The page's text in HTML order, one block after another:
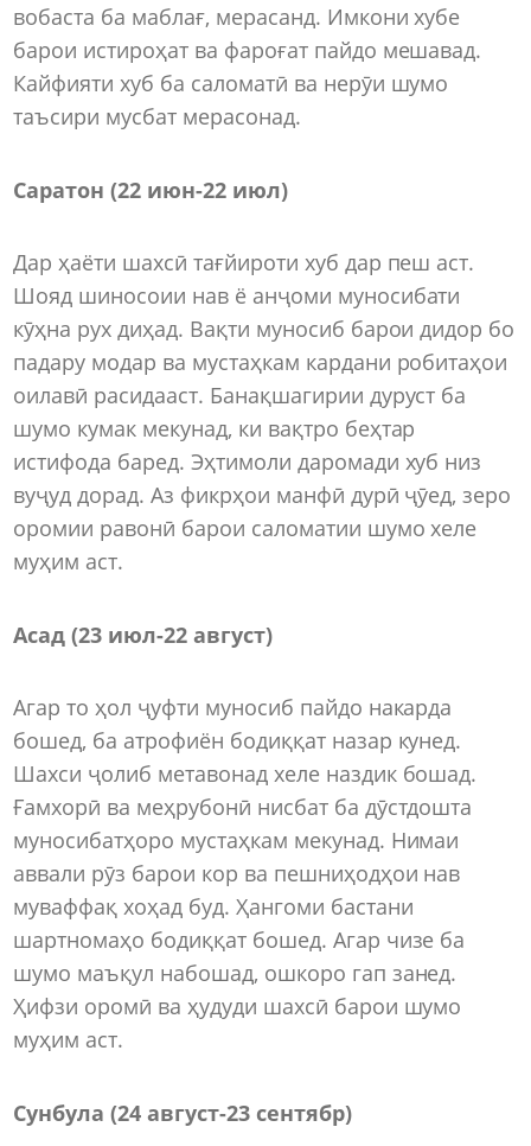
вобаста ба маблағ, мерасанд. Имкони хубе
барои истироҳат ва фароғат пайдо мешавад.
Кайфияти хуб ба саломатӣ ва нерӯи шумо
таъсири мусбат мерасонад.
Саратон (22 июн-22 июл)
Дар ҳаёти шахсӣ тағйироти хуб дар пеш аст.
Шояд шиносоии нав ё анҷоми муносибати
кӯҳна рух диҳад. Вақти муносиб барои дидор бо
падару модар ва мустаҳкам кардани робитаҳои
оилавӣ расидааст. Банақшагирии дуруст ба
шумо кумак мекунад, ки вақтро беҳтар
истифода баред. Эҳтимоли даромади хуб низ
вуҷуд дорад. Аз фикрҳои манфӣ дурӣ ҷӯед, зеро
оромии равонӣ барои саломатии шумо хеле
муҳим аст.
Асад (23 июл-22 август)
Агар то ҳол ҷуфти муносиб пайдо накарда
бошед, ба атрофиён бодиққат назар кунед.
Шахси ҷолиб метавонад хеле наздик бошад.
Ғамхорӣ ва меҳрубонӣ нисбат ба дӯстдошта
муносибатҳоро мустаҳкам мекунад. Нимаи
аввали рӯз барои кор ва пешниҳодҳои нав
муваффақ хоҳад буд. Ҳангоми бастани
шартномаҳо бодиққат бошед. Агар чизе ба
шумо маъқул набошад, ошкоро гап занед.
Ҳифзи оромӣ ва ҳудуди шахсӣ барои шумо
муҳим аст.
Сунбула (24 август-23 сентябр)